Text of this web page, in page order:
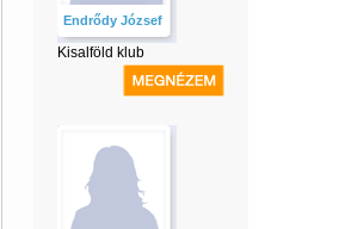
Endrődy József
Kisalföld klub